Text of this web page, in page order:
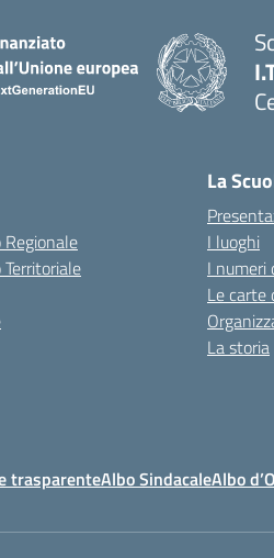
La
I luoghi
I numeri
Le carte
La storia
trasparenteAlbo SindacaleAlbo